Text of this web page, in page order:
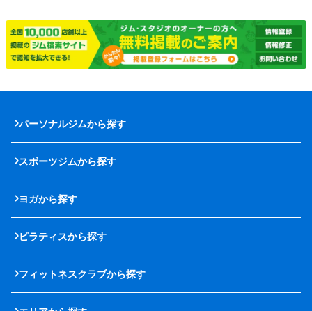
パーソナルジムから探す
スポーツジムから探す
ヨガから探す
ピラティスから探す
フィットネスクラブから探す